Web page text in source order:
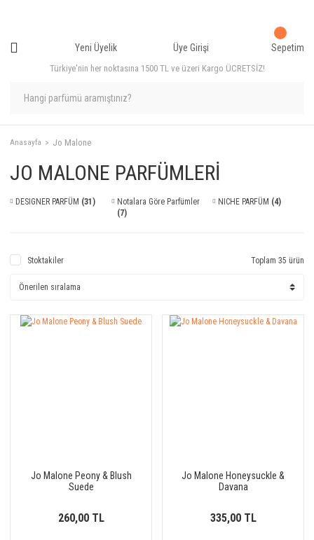
Türkiye'nin her noktasına 1500 TL ve üzeri Kargo ÜCRETSİZ!
Yeni Üyelik Üye Girişi Sepetim
Anasayfa Jo Malone
JO MALONE PARFÜMLERİ
DESIGNER PARFÜM (31)
Notalara Göre Parfümler
(7)
NICHE PARFÜM (4)
Stoktakiler Toplam 35 ürün
Jo Malone Peony & Blush
Suede
260,00 TL
Jo Malone Honeysuckle &
Davana
335,00 TL